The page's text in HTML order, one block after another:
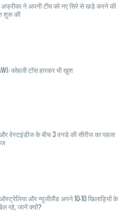
ने अपनी टीम को नए सिरे से खड़े करने की
शुरू की
कोहली टॉस हारकर भी खुश
वेस्टइंडीज के बीच 3 वनडे की सीरीज का पहला
और न्यूजीलैंड अपने 10-10 खिलाड़ियों के
रहे, जानें क्यों?